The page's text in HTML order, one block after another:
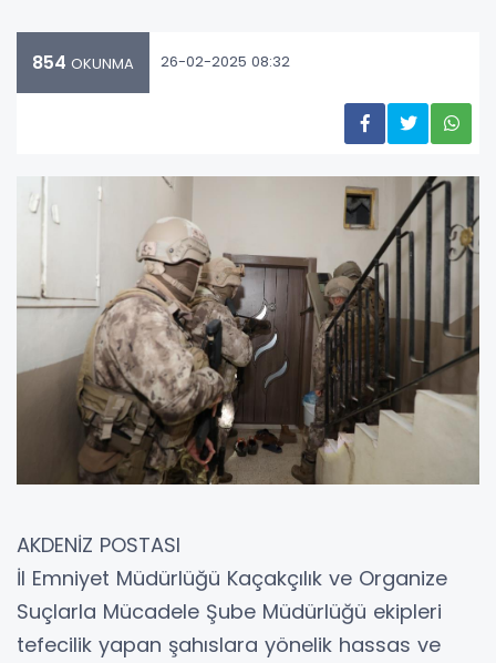
854 OKUNMA 26-02-2025 08:32
AKDENİZ POSTASI
İl Emniyet Müdürlüğü Kaçakçılık ve Organize
Suçlarla Mücadele Şube Müdürlüğü ekipleri
tefecilik yapan şahıslara yönelik hassas ve